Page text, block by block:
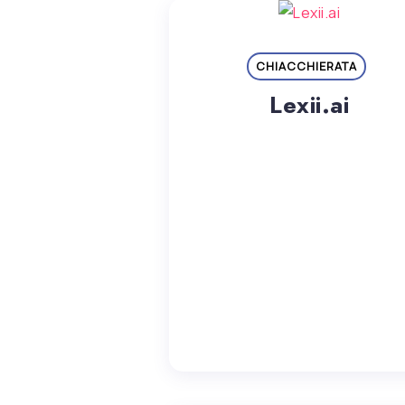
CHIACCHIERATA
Lexii.ai